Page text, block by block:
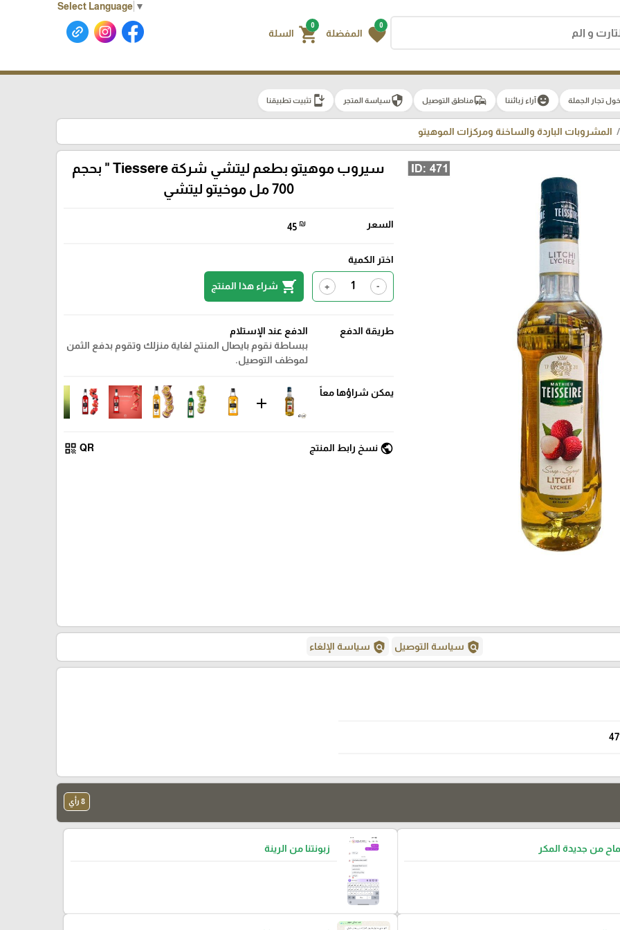
Select Language ▼
0
favorite المفضلة
0
shopping_cart السلة
تجار الجملة emoji_emotionsآراء زبائننا commuteمناطق التوصيل securityسياسة المتجر install_mobileتثبيت تطبيقنا
المشروبات الباردة والساخنة ومركزات الموهيتو
سيروب موهيتو بطعم ليتشي شركة Tiessere " بحجم
700 مل موخيتو ليتشي
السعر 45 ₪
اختر الكمية
-
+
shopping_cart شراء هذا المنتج
طريقة الدفع
الدفع عند الإستلام
ببساطة نقوم بايصال المنتج لغاية منزلك وتقوم بدفع الثمن
لموظف التوصيل.
يمكن شراؤها معاً
add
public نسخ رابط المنتج QR
qr_code
policy سياسة التوصيل policy سياسة الإلغاء
8 رأي
من جديدة المكر زبونتنا من الرينة